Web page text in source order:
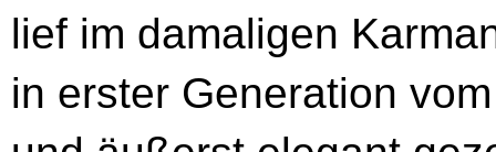
lief im damaligen
in erster Generation